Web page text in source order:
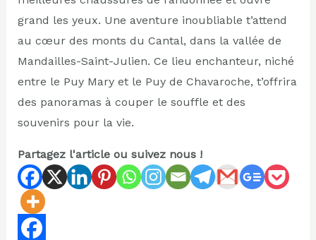
grand les yeux. Une aventure inoubliable t’attend
au cœur des monts du Cantal, dans la vallée de
Mandailles-Saint-Julien. Ce lieu enchanteur, niché
entre le Puy Mary et le Puy de Chavaroche, t’offrira
des panoramas à couper le souffle et des
souvenirs pour la vie.
Partagez l'article ou suivez nous !